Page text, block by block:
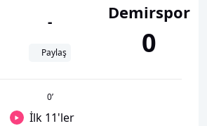
-
Paylaş
Demirspor
0
0’
İlk 11'ler